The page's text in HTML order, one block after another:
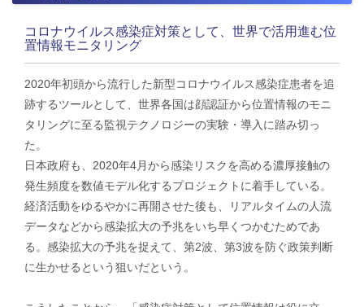
コロナウイルス感染症対策として、世界で活用進む位
置情報モニタリング
2020年初頭から流行した新型コロナウイルス感染症患者を追
跡するツールとして、世界各国は顔認証から位置情報のモニ
タリングに至る監視テクノロジーの実験・導入に踏み切っ
た。
日本政府も、2020年4月から感染リスクを高める濃厚接触の
発生頻度を数値モデル化するプロジェクトに着手している。
経済活動をゆるやかに再開させた後も、リアルタイムの人流
データなどから感染拡大の予兆をいち早くつかむためであ
る。感染拡大の予兆を捉えて、第2波、第3波を防ぐ政策判断
に生かせるという狙いだという。